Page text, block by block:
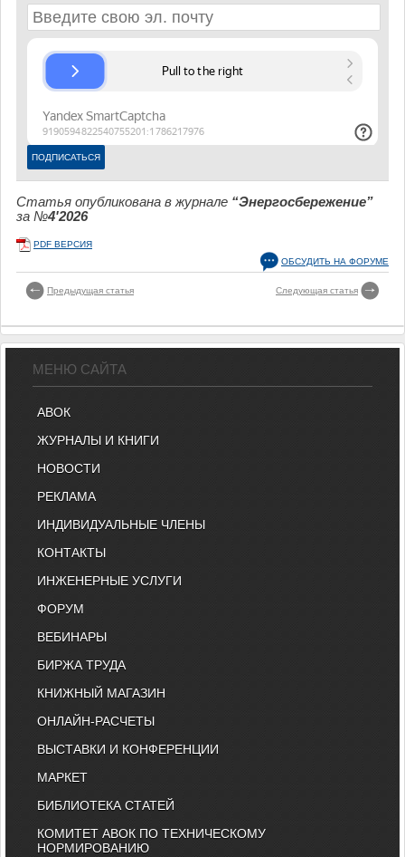
Статья опубликована в журнале “Энергосбережение”
за №4'2026
PDF ВЕРСИЯ
ОБСУДИТЬ НА ФОРУМЕ
Предыдущая статья Следующая статья
МЕНЮ САЙТА
АВОК
ЖУРНАЛЫ И КНИГИ
НОВОСТИ
РЕКЛАМА
ИНДИВИДУАЛЬНЫЕ ЧЛЕНЫ
КОНТАКТЫ
ИНЖЕНЕРНЫЕ УСЛУГИ
ФОРУМ
ВЕБИНАРЫ
БИРЖА ТРУДА
КНИЖНЫЙ МАГАЗИН
ОНЛАЙН-РАСЧЕТЫ
ВЫСТАВКИ И КОНФЕРЕНЦИИ
МАРКЕТ
БИБЛИОТЕКА СТАТЕЙ
КОМИТЕТ АВОК ПО ТЕХНИЧЕСКОМУ
НОРМИРОВАНИЮ